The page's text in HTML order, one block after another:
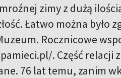
zimy z dużą
Łatwo można
Rocznicowe
. Część relacji
76 lat temu, zanim